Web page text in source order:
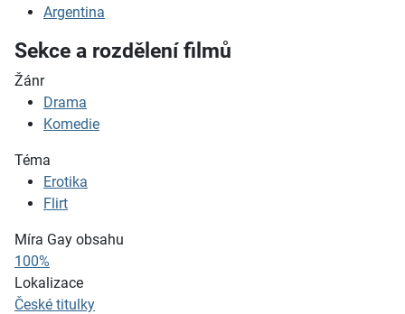
Argentina
Sekce a rozdělení filmů
Žánr
Drama
Komedie
Téma
Erotika
Flirt
Míra Gay obsahu
100%
Lokalizace
České titulky